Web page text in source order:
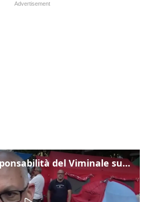
Gualtieri: "Responsabilità del Viminale su Spin Time? La posizione dei partiti è nota"